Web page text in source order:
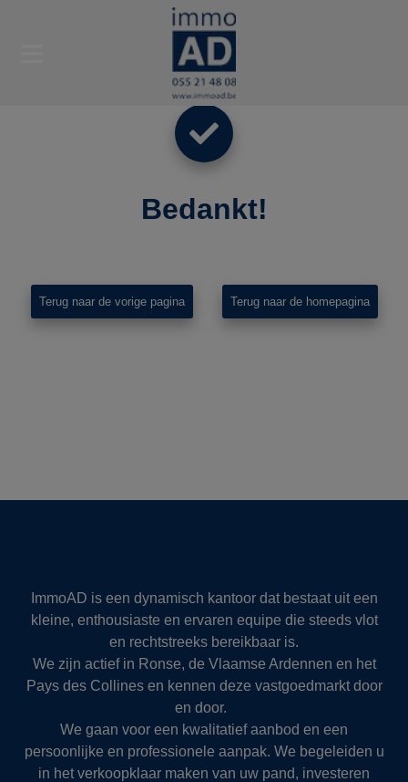
Bedankt!
Terug naar de vorige pagina Terug naar de homepagina
ImmoAD is een dynamisch kantoor dat bestaat uit een
kleine, enthousiaste en ervaren equipe die steeds vlot
en rechtstreeks bereikbaar is.
We zijn actief in Ronse, de Vlaamse Ardennen en het
Pays des Collines en kennen deze vastgoedmarkt door
en door.
We gaan voor een kwalitatief aanbod en een
persoonlijke en professionele aanpak. We begeleiden u
in het verkoopklaar maken van uw pand, investeren